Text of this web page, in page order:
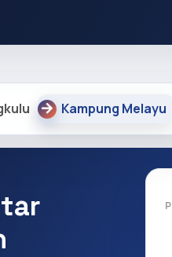
core/core.php on line
Kampung Melayu